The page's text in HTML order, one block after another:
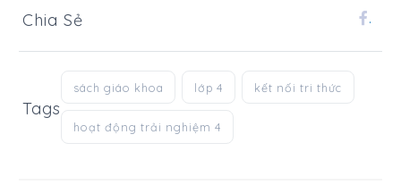
Chia Sẻ .
Tags
sách giáo khoa lớp 4 kết nối tri thức
hoạt động trải nghiệm 4